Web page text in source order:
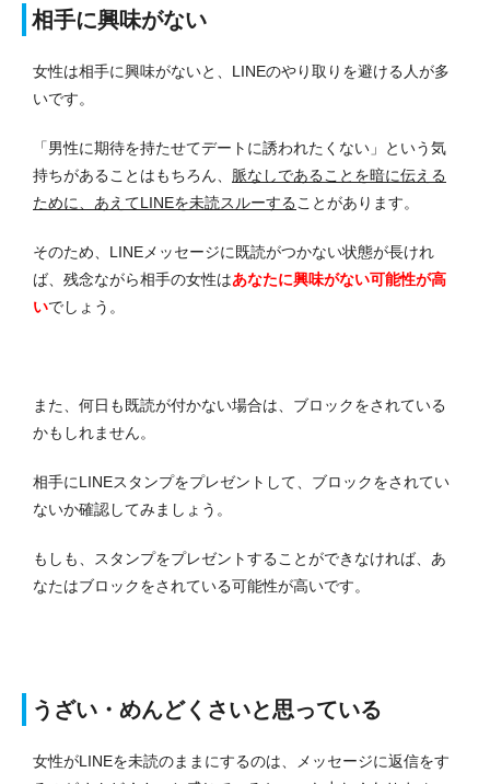
相手に興味がない
女性は相手に興味がないと、LINEのやり取りを避ける人が多
いです。
「男性に期待を持たせてデートに誘われたくない」という気
持ちがあることはもちろん、 脈なしであることを暗に伝える
ために、あえてLINEを未読スルーすることがあります。
そのため、LINEメッセージに既読がつかない状態が長けれ
ば、残念ながら相手の女性はあなたに興味がない可能性が高
いでしょう。
また、何日も既読が付かない場合は、ブロックをされている
かもしれません。
相手にLINEスタンプをプレゼントして、ブロックをされてい
ないか確認してみましょう。
もしも、スタンプをプレゼントすることができなければ、あ
なたはブロックをされている可能性が高いです。
うざい・めんどくさいと思っている
女性がLINEを未読のままにするのは、メッセージに返信をす